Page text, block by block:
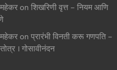
on शिखरिणी वृत्त – नियम आणि
on प्रारंभी विनती करू गणपति –
। गोसावीनंदन